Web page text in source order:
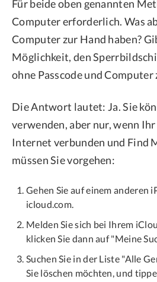
Für beide oben genannten
Computer erforderlich. Was
Computer zur Hand haben?
Möglichkeit, den
ohne Passcode und Computer
Die Antwort lautet: Ja. Sie
verwenden, aber nur, wenn
Internet verbunden und Find
müssen Sie vorgehen:
Gehen Sie auf einem anderen
icloud.com.
Melden Sie sich bei Ihrem
klicken Sie dann auf "Meine
Suchen Sie in der Liste "Alle
Sie löschen möchten, und